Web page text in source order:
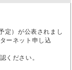
定）が公表されまし
ーネット申し込
ください。